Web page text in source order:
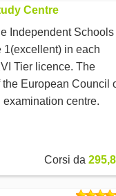
Centre
Independent Schools
1(excellent) in each
Tier licence. The
European Council
centre.
Corsi da